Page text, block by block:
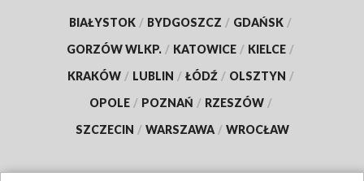
BIAŁYSTOK / BYDGOSZCZ / GDAŃSK /
GORZÓW WLKP. / KATOWICE / KIELCE /
KRAKÓW / LUBLIN / ŁÓDŹ / OLSZTYN /
OPOLE / POZNAŃ / RZESZÓW /
SZCZECIN / WARSZAWA / WROCŁAW